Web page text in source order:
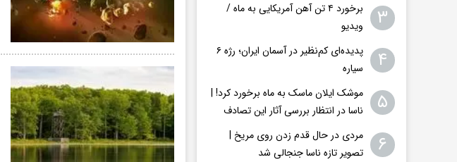
۳
برخورد ۴ تن آهن آمریکایی به ماه /
ویدیو
۴
پدیده‌ای کم‌نظیر در آسمان ایران؛ رژه ۶
سیاره
۵
موشک ایلان ماسک به ماه برخورد کرد! |
ناسا در انتظار بررسی آثار این تصادف
۶
مردی در حال قدم زدن روی مریخ |
تصویر تازه ناسا جنجالی شد